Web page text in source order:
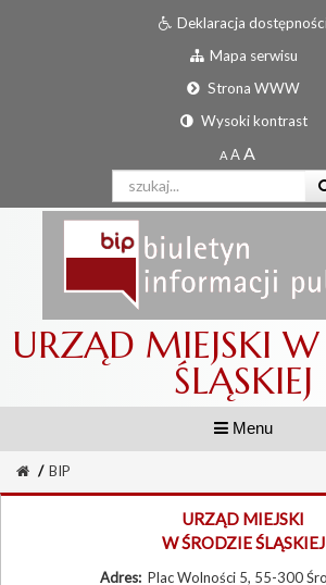
Deklaracja
Mapa serwisu
Strona WWW
Wysoki kontrast
URZĄD MIEJSKI W
ŚLĄSKIEJ
Menu
Informator urzędowy
/ BIP
URZĄD MIEJSKI
W ŚRODZIE ŚLĄSKIEJ
Adres: Plac Wolności 5, 55-300